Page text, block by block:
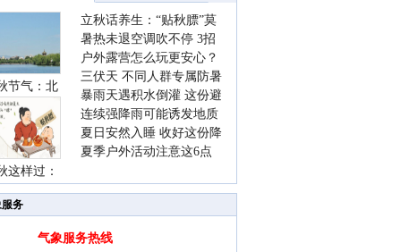
节气：北
这样过：
立秋话养生：“贴秋膘”莫
着急 先清暑再防燥
暑热未退空调吹不停 3招
护住肩颈不酸痛
户外露营怎么玩更安心？
这份攻略请收好
三伏天 不同人群专属防暑
要点请收好
暴雨天遇积水倒灌 这份避
险提示请收好
连续强降雨可能诱发地质
灾害 这些前兆要知道
夏日安然入睡 收好这份降
温小贴士
夏季户外活动注意这6点
务
气象服务热线